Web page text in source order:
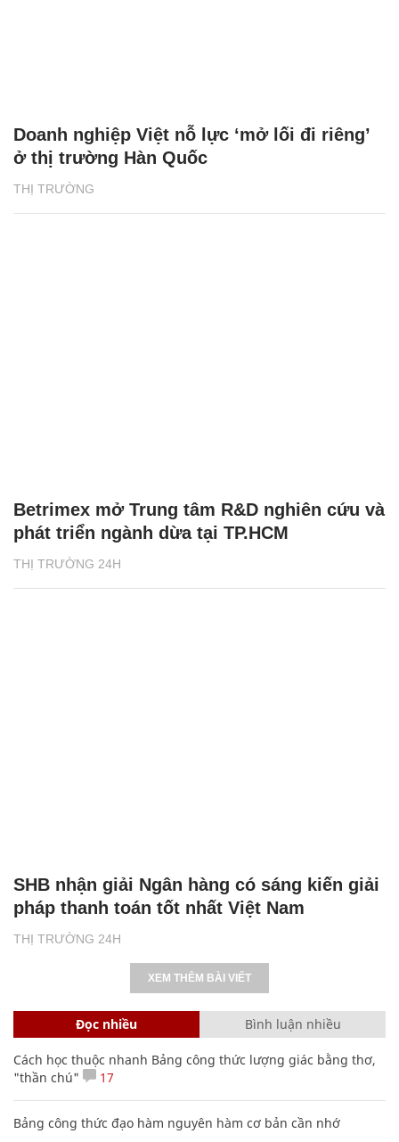
THỊ TRƯỜNG
Doanh nghiệp Việt nỗ lực ‘mở lối đi riêng’
ở thị trường Hàn Quốc
THỊ TRƯỜNG 24H
Betrimex mở Trung tâm R&D nghiên cứu và
phát triển ngành dừa tại TP.HCM
THỊ TRƯỜNG 24H
SHB nhận giải Ngân hàng có sáng kiến giải
pháp thanh toán tốt nhất Việt Nam
XEM THÊM BÀI VIẾT
Đọc nhiều Bình luận nhiều
Cách học thuộc nhanh Bảng công thức lượng giác bằng thơ,
"thần chú"
17
Bảng công thức đạo hàm nguyên hàm cơ bản cần nhớ